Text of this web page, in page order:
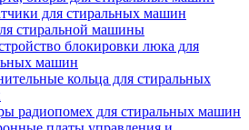
для стиральных машин
стиральной машины
блокировки люка для
машин
кольца для стиральных
радиопомех для стиральных машин